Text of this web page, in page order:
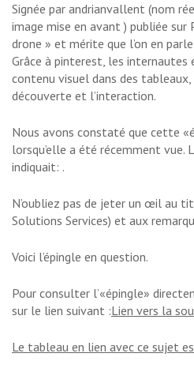
Signée par andrianvallent (nom
image mise en avant ) publiée
drone » et mérite que l’on en
Grâce à pinterest, les
contenu visuel dans des
découverte et l’interaction.
Nous avons constaté que cette
lorsqu’elle a été récemment vue.
indiquait: .
N’oubliez pas de jeter un œil au
Solutions Services) et aux
Voici l’épingle en question.
Pour consulter l’«épingle»
sur le lien suivant :Lien vers la
Le tableau en lien avec ce sujet